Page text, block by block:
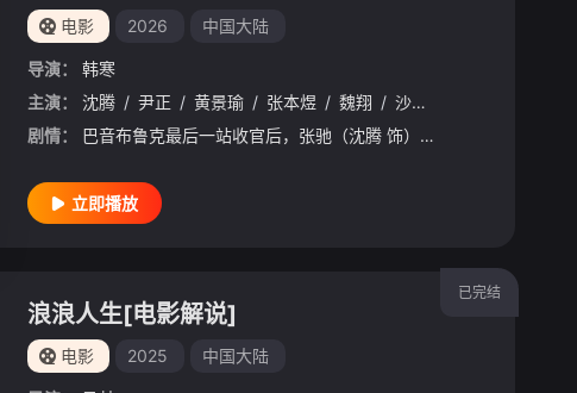
胡先煦 / 李治廷 / 白宇帆 / 周政杰 / 高华阳 / 贾冰 / 王安宇
电影 2026 中国大陆
导演：
韩寒
主演：
沈腾 / 尹正 / 黄景瑜 / 张本煜 / 魏翔 / 沙溢
剧情：
巴音布鲁克最后一站收官后，张驰（沈腾 饰）受邀作为车队主教练征战全新赛事“沐尘100拉力赛”，“野生车手”走上国际舞台！面对高手如云的全新赛道，孙宇强（尹正 饰）、记星（张本煜 饰）一如既往协同作战，
立即播放
已完结
浪浪人生[电影解说]
电影 2025 中国大陆